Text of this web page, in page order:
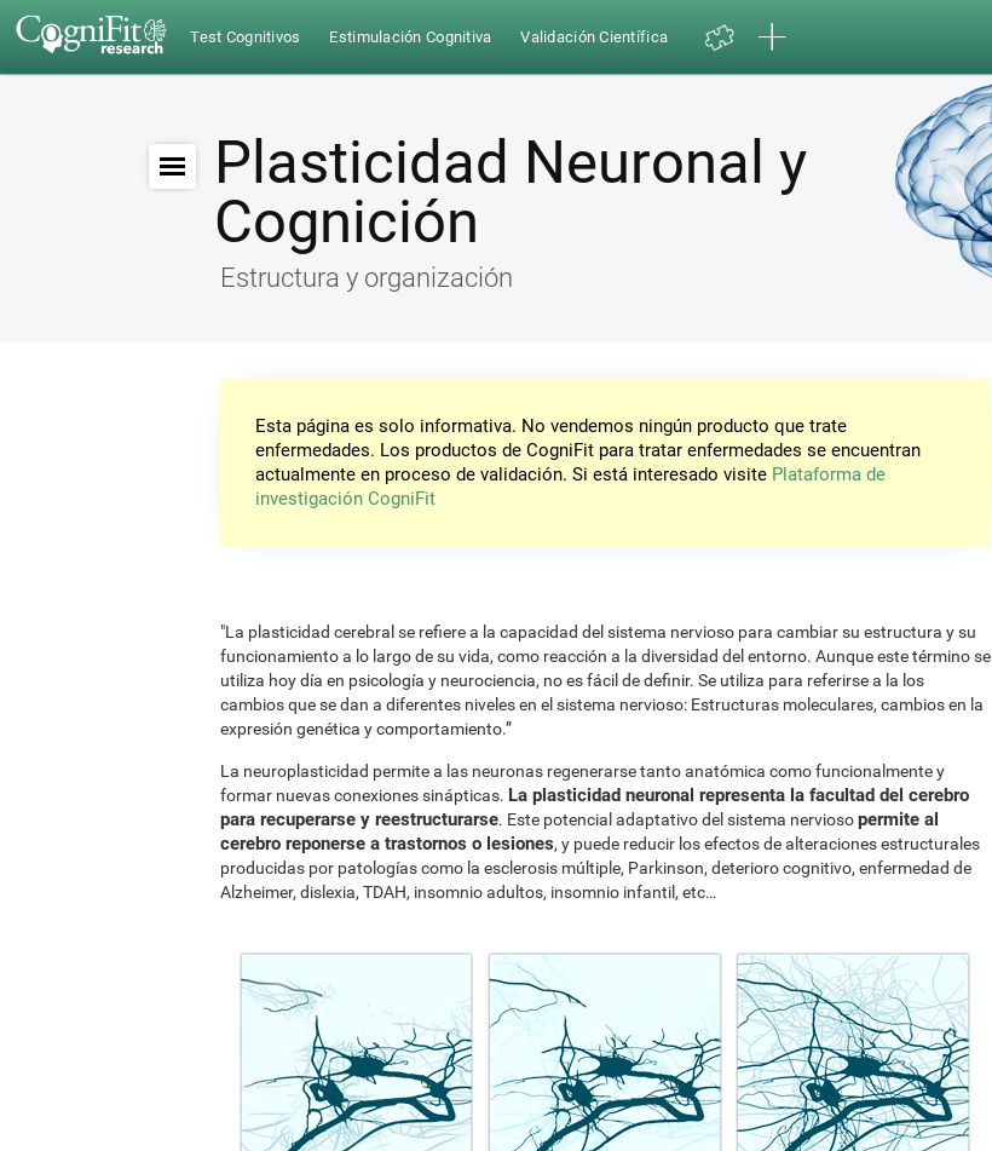
Test Cognitivos Estimulación Cognitiva Validación Científica
Plasticidad Neuronal y
Cognición
Estructura y organización
Esta página es solo informativa. No vendemos ningún producto que trate
enfermedades. Los productos de CogniFit para tratar enfermedades se encuentran
actualmente en proceso de validación. Si está interesado visite Plataforma de
investigación CogniFit
"La plasticidad cerebral se refiere a la capacidad del sistema nervioso para cambiar su estructura y su
funcionamiento a lo largo de su vida, como reacción a la diversidad del entorno. Aunque este término se
utiliza hoy día en psicología y neurociencia, no es fácil de definir. Se utiliza para referirse a la los
cambios que se dan a diferentes niveles en el sistema nervioso: Estructuras moleculares, cambios en la
expresión genética y comportamiento.”
La neuroplasticidad permite a las neuronas regenerarse tanto anatómica como funcionalmente y
formar nuevas conexiones sinápticas. La plasticidad neuronal representa la facultad del cerebro
para recuperarse y reestructurarse. Este potencial adaptativo del sistema nerviosopermite al
cerebro reponerse a trastornos o lesiones, y puede reducir los efectos de alteraciones estructurales
producidas por patologías como la esclerosis múltiple, Parkinson, deterioro cognitivo, enfermedad de
Alzheimer, dislexia, TDAH, insomnio adultos, insomnio infantil, etc…